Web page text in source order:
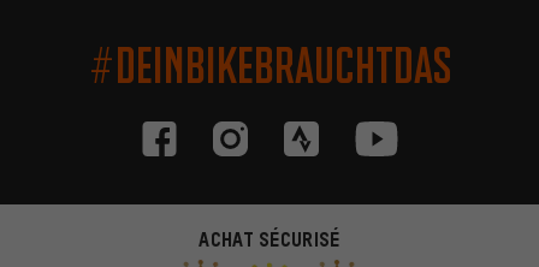
#DEINBIKEBRAUCHTDAS
ACHAT SÉCURISÉ